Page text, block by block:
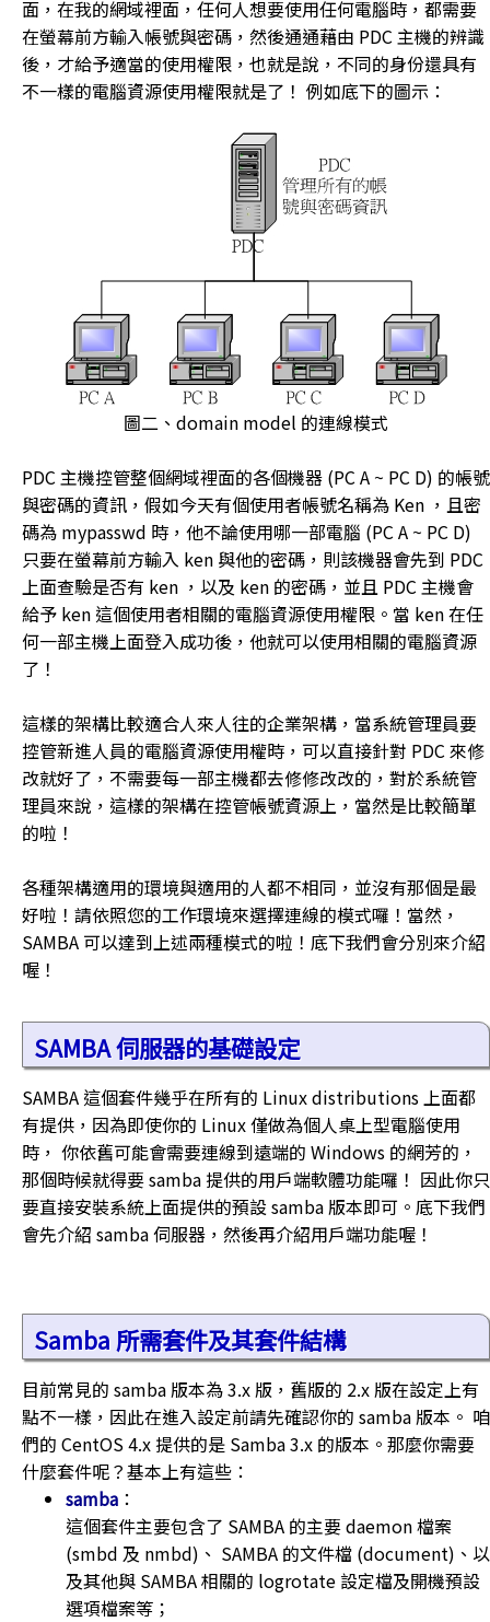
面，在我的網域裡面，任何人想要使用任何電腦時，都需要
在螢幕前方輸入帳號與密碼，然後通通藉由 PDC 主機的辨識
後，才給予適當的使用權限，也就是說，不同的身份還具有
不一樣的電腦資源使用權限就是了！ 例如底下的圖示：
圖二、domain model 的連線模式
PDC 主機控管整個網域裡面的各個機器 (PC A ~ PC D) 的帳號
與密碼的資訊，假如今天有個使用者帳號名稱為 Ken ，且密
碼為 mypasswd 時，他不論使用哪一部電腦 (PC A ~ PC D)
只要在螢幕前方輸入 ken 與他的密碼，則該機器會先到 PDC
上面查驗是否有 ken ，以及 ken 的密碼，並且 PDC 主機會
給予 ken 這個使用者相關的電腦資源使用權限。當 ken 在任
何一部主機上面登入成功後，他就可以使用相關的電腦資源
了！
這樣的架構比較適合人來人往的企業架構，當系統管理員要
控管新進人員的電腦資源使用權時，可以直接針對 PDC 來修
改就好了，不需要每一部主機都去修修改改的，對於系統管
理員來說，這樣的架構在控管帳號資源上，當然是比較簡單
的啦！
各種架構適用的環境與適用的人都不相同，並沒有那個是最
好啦！請依照您的工作環境來選擇連線的模式囉！當然，
SAMBA 可以達到上述兩種模式的啦！底下我們會分別來介紹
喔！
SAMBA 伺服器的基礎設定
SAMBA 這個套件幾乎在所有的 Linux distributions 上面都
有提供，因為即使你的 Linux 僅做為個人桌上型電腦使用
時， 你依舊可能會需要連線到遠端的 Windows 的網芳的，
那個時候就得要 samba 提供的用戶端軟體功能囉！ 因此你只
要直接安裝系統上面提供的預設 samba 版本即可。底下我們
會先介紹 samba 伺服器，然後再介紹用戶端功能喔！
Samba 所需套件及其套件結構
目前常見的 samba 版本為 3.x 版，舊版的 2.x 版在設定上有
點不一樣，因此在進入設定前請先確認你的 samba 版本。 咱
們的 CentOS 4.x 提供的是 Samba 3.x 的版本。那麼你需要
什麼套件呢？基本上有這些：
samba ：
這個套件主要包含了 SAMBA 的主要 daemon 檔案
(smbd 及 nmbd)、 SAMBA 的文件檔 (document)、以
及其他與 SAMBA 相關的 logrotate 設定檔及開機預設
選項檔案等；